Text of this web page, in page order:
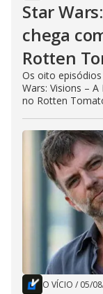
Star
chega
Rotten
Os oito
Wars: Visions –
no Rotten
O VÍCIO / 05/